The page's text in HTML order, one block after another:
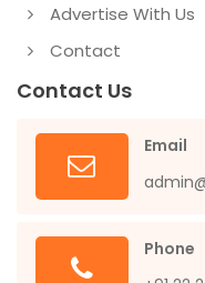
Advertise With Us
Contact
Contact Us
Email
Phone